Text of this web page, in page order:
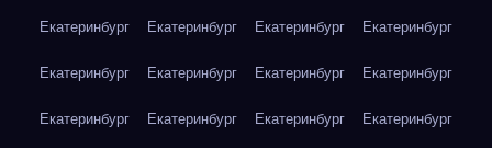
Екатеринбург Екатеринбург Екатеринбург Екатеринбург
Екатеринбург Екатеринбург Екатеринбург Екатеринбург
Екатеринбург Екатеринбург Екатеринбург Екатеринбург